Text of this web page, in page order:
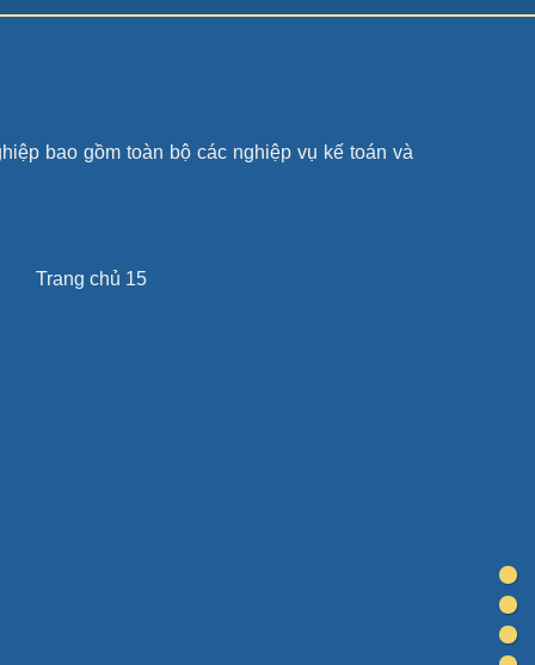
bao gồm toàn bộ các nghiệp vụ kế toán và